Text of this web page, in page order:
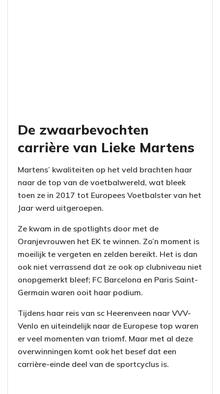
De zwaarbevochten
carrière van Lieke Martens
Martens’ kwaliteiten op het veld brachten haar
naar de top van de voetbalwereld, wat bleek
toen ze in 2017 tot Europees Voetbalster van het
Jaar werd uitgeroepen.
Ze kwam in de spotlights door met de
Oranjevrouwen het EK te winnen. Zo’n moment is
moeilijk te vergeten en zelden bereikt. Het is dan
ook niet verrassend dat ze ook op clubniveau niet
onopgemerkt bleef; FC Barcelona en Paris Saint-
Germain waren ooit haar podium.
Tijdens haar reis van sc Heerenveen naar VVV-
Venlo en uiteindelijk naar de Europese top waren
er veel momenten van triomf. Maar met al deze
overwinningen komt ook het besef dat een
carrière-einde deel van de sportcyclus is.